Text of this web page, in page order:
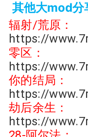
大人
Lv.8
02-10 15:45
电脑端 其
卖挂
禁止发布联机
单机辅助引流私下
作弊模组的发布规范
作弊模组在联机服务
环境，中文网特此发
模组的发布行为：1.
其他大mod分
辐射/荒原：
https://
零区：
https://
你的结局：
https://
劫后余生：
https://